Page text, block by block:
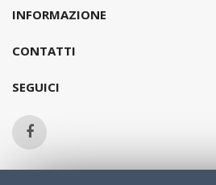
INFORMAZIONE
CONTATTI
SEGUICI